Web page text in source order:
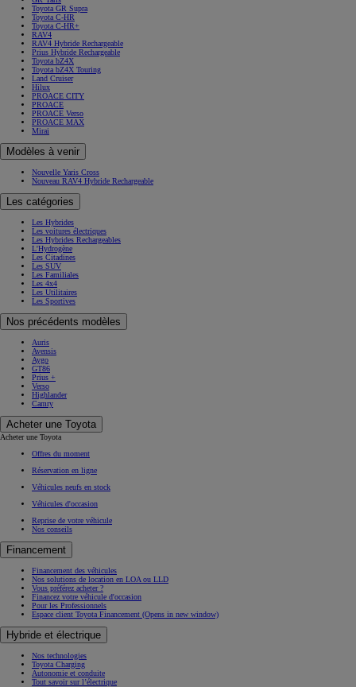
Toyota GR Supra
Toyota C-HR
Toyota C-HR+
RAV4
RAV4 Hybride Rechargeable
Prius Hybride Rechargeable
Toyota bZ4X
Toyota bZ4X Touring
Land Cruiser
Hilux
PROACE CITY
PROACE
PROACE Verso
PROACE MAX
Mirai
Modèles à venir
Nouvelle Yaris Cross
Nouveau RAV4 Hybride Rechargeable
Les catégories
Les Hybrides
Les voitures électriques
Les Hybrides Rechargeables
L'Hydrogène
Les Citadines
Les SUV
Les Familiales
Les 4x4
Les Utilitaires
Les Sportives
Nos précédents modèles
Auris
Avensis
Aygo
GT86
Prius +
Verso
Highlander
Camry
Acheter une Toyota
Acheter une Toyota
Offres du moment
Réservation en ligne
Véhicules neufs en stock
Véhicules d'occasion
Reprise de votre véhicule
Nos conseils
Financement
Financement des véhicules
Nos solutions de location en LOA ou LLD
Vous préférez acheter ?
Financez votre véhicule d'occasion
Pour les Professionnels
Espace client Toyota Financement (Opens in new window)
Hybride et électrique
Nos technologies
Toyota Charging
Autonomie et conduite
Tout savoir sur l’électrique